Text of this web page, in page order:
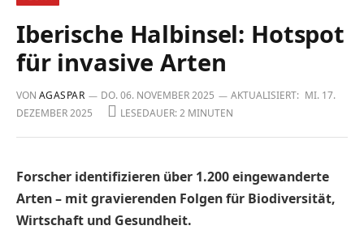
Iberische Halbinsel: Hotspot
für invasive Arten
VON AGASPAR DO. 06. NOVEMBER 2025 AKTUALISIERT: MI. 17.
DEZEMBER 2025
LESEDAUER: 2 MINUTEN
Forscher identifizieren über 1.200 eingewanderte
Arten – mit gravierenden Folgen für Biodiversität,
Wirtschaft und Gesundheit.